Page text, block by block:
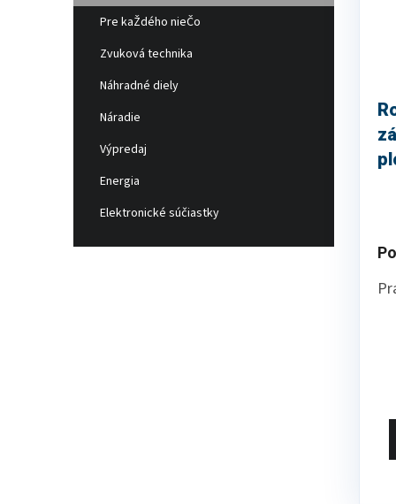
Pre kaŽdého nieČo
Zvuková technika
Náhradné diely
Náradie
Výpredaj
Energia
Elektronické súčiastky